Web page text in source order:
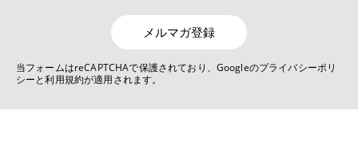
No.1022 2025 モノづくりとモノづくり設備を支える技術特集号
メルマガ登録
当フォームはreCAPTCHAで保護されており、Googleのプライバシーポリ
シーと利用規約が適用されます。